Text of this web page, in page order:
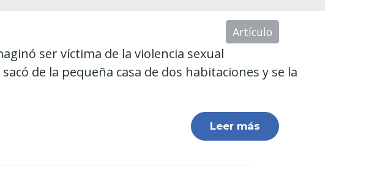
Artículo
ser víctima de la violencia sexual
de la pequeña casa de dos habitaciones y se la
Leer más